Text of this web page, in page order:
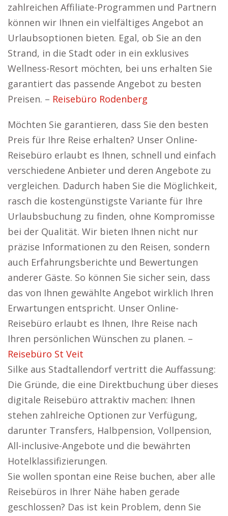
zahlreichen Affiliate-Programmen und Partnern
können wir Ihnen ein vielfältiges Angebot an
Urlaubsoptionen bieten. Egal, ob Sie an den
Strand, in die Stadt oder in ein exklusives
Wellness-Resort möchten, bei uns erhalten Sie
garantiert das passende Angebot zu besten
Preisen. – Reisebüro Rodenberg
Möchten Sie garantieren, dass Sie den besten
Preis für Ihre Reise erhalten? Unser Online-
Reisebüro erlaubt es Ihnen, schnell und einfach
verschiedene Anbieter und deren Angebote zu
vergleichen. Dadurch haben Sie die Möglichkeit,
rasch die kostengünstigste Variante für Ihre
Urlaubsbuchung zu finden, ohne Kompromisse
bei der Qualität. Wir bieten Ihnen nicht nur
präzise Informationen zu den Reisen, sondern
auch Erfahrungsberichte und Bewertungen
anderer Gäste. So können Sie sicher sein, dass
das von Ihnen gewählte Angebot wirklich Ihren
Erwartungen entspricht. Unser Online-
Reisebüro erlaubt es Ihnen, Ihre Reise nach
Ihren persönlichen Wünschen zu planen. –
Reisebüro St Veit
Silke aus Stadtallendorf vertritt die Auffassung:
Die Gründe, die eine Direktbuchung über dieses
digitale Reisebüro attraktiv machen: Ihnen
stehen zahlreiche Optionen zur Verfügung,
darunter Transfers, Halbpension, Vollpension,
All-inclusive-Angebote und die bewährten
Hotelklassifizierungen.
Sie wollen spontan eine Reise buchen, aber alle
Reisebüros in Ihrer Nähe haben gerade
geschlossen? Das ist kein Problem, denn Sie